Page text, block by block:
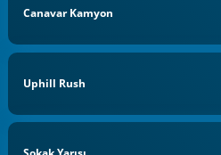
Canavar Kamyon
Uphill Rush